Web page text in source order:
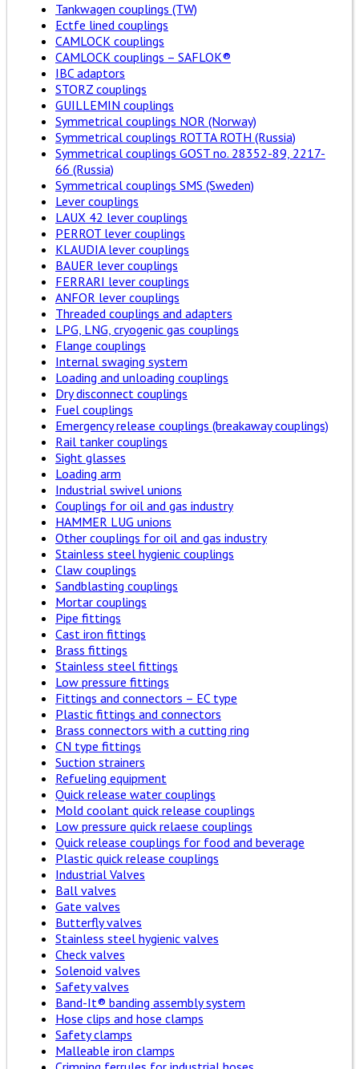
Tankwagen couplings (TW)
Ectfe lined couplings
CAMLOCK couplings
CAMLOCK couplings – SAFLOK®
IBC adaptors
STORZ couplings
GUILLEMIN couplings
Symmetrical couplings NOR (Norway)
Symmetrical couplings ROTTA ROTH (Russia)
Symmetrical couplings GOST no. 28352-89, 2217-
66 (Russia)
Symmetrical couplings SMS (Sweden)
Lever couplings
LAUX 42 lever couplings
PERROT lever couplings
KLAUDIA lever couplings
BAUER lever couplings
FERRARI lever couplings
ANFOR lever couplings
Threaded couplings and adapters
LPG, LNG, cryogenic gas couplings
Flange couplings
Internal swaging system
Loading and unloading couplings
Dry disconnect couplings
Fuel couplings
Emergency release couplings (breakaway couplings)
Rail tanker couplings
Sight glasses
Loading arm
Industrial swivel unions
Couplings for oil and gas industry
HAMMER LUG unions
Other couplings for oil and gas industry
Stainless steel hygienic couplings
Claw couplings
Sandblasting couplings
Mortar couplings
Pipe fittings
Cast iron fittings
Brass fittings
Stainless steel fittings
Low pressure fittings
Fittings and connectors – EC type
Plastic fittings and connectors
Brass connectors with a cutting ring
CN type fittings
Suction strainers
Refueling equipment
Quick release water couplings
Mold coolant quick release couplings
Low pressure quick relaese couplings
Quick release couplings for food and beverage
Plastic quick release couplings
Industrial Valves
Ball valves
Gate valves
Butterfly valves
Stainless steel hygienic valves
Check valves
Solenoid valves
Safety valves
Band-It® banding assembly system
Hose clips and hose clamps
Safety clamps
Malleable iron clamps